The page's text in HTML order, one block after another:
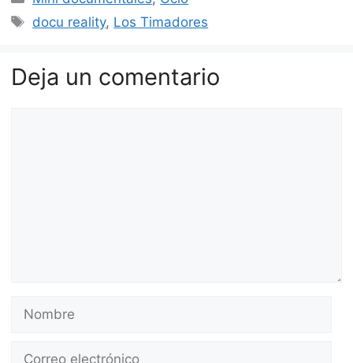
Etiquetas
docu reality, Los Timadores
Deja un comentario